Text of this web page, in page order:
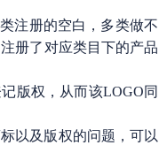
注册的空白，多类做不
册了对应类目下的产品
版权，从而该LOGO同
以及版权的问题，可以